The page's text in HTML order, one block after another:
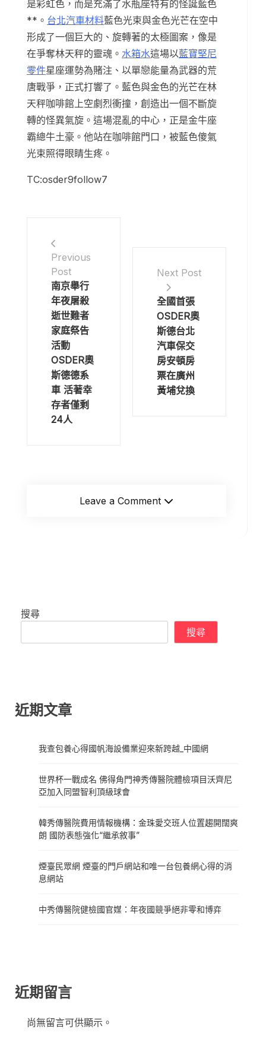
是彩虹色，而是充滿了水瓶座特有的怪誕藍色
**。 台北汽車材料藍色光束與金色光芒在空中
形成了一個巨大的、旋轉著的太極圖案，像是
在爭奪林天秤的靈魂。 水箱水這場以藍寶堅尼
零件星座運勢為賭注、以單戀能量為武器的荒
唐戰爭，正式打響了。藍色與金色的光芒在林
天秤咖啡館上空劇烈衝撞，創造出一個不斷旋
轉的怪異氣旋。這場混亂的中心，正是金牛座
霸總牛土豪。他站在咖啡館門口，被藍色傻氣
光束照得眼睛生疼。
TC:osder9follow7
Previous
Post
南京舉行
年夜屠殺
逝世難者
家庭祭告
活動
OSDER奧
斯德德系
車 活著幸
存者僅剩
24人
Next Post
全國首張
OSDER奧
斯德台北
汽車保交
房安頓房
票在廣州
黃埔兌換
Leave a Comment
搜尋
搜尋
近期文章
我查包養心得國帆海設備業迎來新跨越_中國網
世界杯一戰成名 佛得角門神秀傳醫院體檢項目沃齊尼
亞加入同盟智利頂級球會
韓秀傳醫院費用情報機構：金珠愛交班人位置趨開闊爽
朗 國防表態強化“繼承敘事”
煙臺民眾網 煙臺的門戶網站和唯一台包養網心得的消
息網站
中秀傳醫院健檢國官媒：年夜國競爭絕非零和博弈
近期留言
尚無留言可供顯示。